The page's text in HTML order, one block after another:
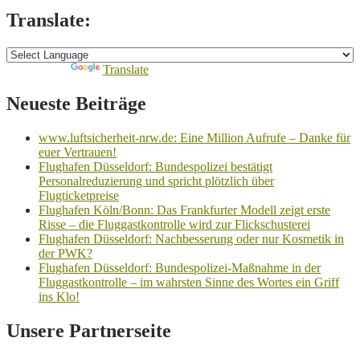
Translate:
Translate
Neueste Beiträge
www.luftsicherheit-nrw.de: Eine Million Aufrufe – Danke für
euer Vertrauen!
Flughafen Düsseldorf: Bundespolizei bestätigt
Personalreduzierung und spricht plötzlich über
Flugticketpreise
Flughafen Köln/Bonn: Das Frankfurter Modell zeigt erste
Risse – die Fluggastkontrolle wird zur Flickschusterei
Flughafen Düsseldorf: Nachbesserung oder nur Kosmetik in
der PWK?
Flughafen Düsseldorf: Bundespolizei-Maßnahme in der
Fluggastkontrolle – im wahrsten Sinne des Wortes ein Griff
ins Klo!
Unsere Partnerseite